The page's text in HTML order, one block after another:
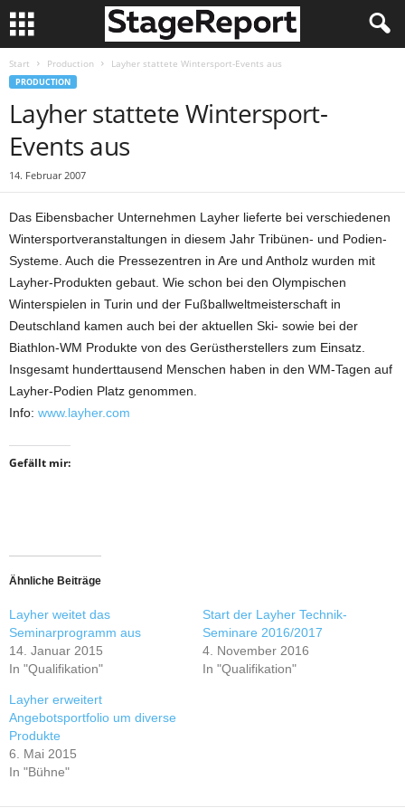
Start Production Layher stattete Wintersport-Events aus
PRODUCTION
Layher stattete Wintersport-
Events aus
14. Februar 2007
Das Eibensbacher Unternehmen Layher lieferte bei verschiedenen
Wintersportveranstaltungen in diesem Jahr Tribünen- und Podien-
Systeme. Auch die Pressezentren in Are und Antholz wurden mit
Layher-Produkten gebaut. Wie schon bei den Olympischen
Winterspielen in Turin und der Fußballweltmeisterschaft in
Deutschland kamen auch bei der aktuellen Ski- sowie bei der
Biathlon-WM Produkte von des Gerüstherstellers zum Einsatz.
Insgesamt hunderttausend Menschen haben in den WM-Tagen auf
Layher-Podien Platz genommen.
Info: www.layher.com
Gefällt mir:
Ähnliche Beiträge
Layher weitet das
Seminarprogramm aus
14. Januar 2015
In "Qualifikation"
Start der Layher Technik-
Seminare 2016/2017
4. November 2016
In "Qualifikation"
Layher erweitert
Angebotsportfolio um diverse
Produkte
6. Mai 2015
In "Bühne"